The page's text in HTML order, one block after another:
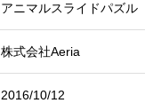
アニマルスライドパズル
株式会社Aeria
2016/10/12